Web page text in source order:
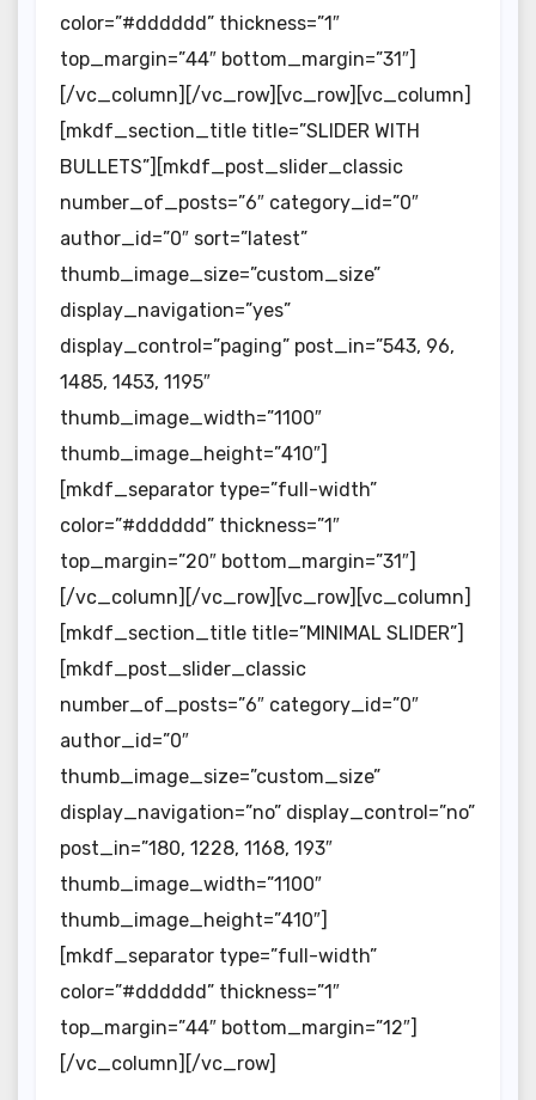
color=”#dddddd” thickness=”1″
top_margin=”44″ bottom_margin=”31″]
[/vc_column][/vc_row][vc_row][vc_column]
[mkdf_section_title title=”SLIDER WITH
BULLETS”][mkdf_post_slider_classic
number_of_posts=”6″ category_id=”0″
author_id=”0″ sort=”latest”
thumb_image_size=”custom_size”
display_navigation=”yes”
display_control=”paging” post_in=”543, 96,
1485, 1453, 1195″
thumb_image_width=”1100″
thumb_image_height=”410″]
[mkdf_separator type=”full-width”
color=”#dddddd” thickness=”1″
top_margin=”20″ bottom_margin=”31″]
[/vc_column][/vc_row][vc_row][vc_column]
[mkdf_section_title title=”MINIMAL SLIDER”]
[mkdf_post_slider_classic
number_of_posts=”6″ category_id=”0″
author_id=”0″
thumb_image_size=”custom_size”
display_navigation=”no” display_control=”no”
post_in=”180, 1228, 1168, 193″
thumb_image_width=”1100″
thumb_image_height=”410″]
[mkdf_separator type=”full-width”
color=”#dddddd” thickness=”1″
top_margin=”44″ bottom_margin=”12″]
[/vc_column][/vc_row]